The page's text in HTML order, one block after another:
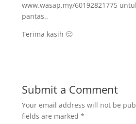
www.wasap.my/60192821775
pantas..
Terima kasih 🙂
Submit a Comment
Your email address will not be
fields are marked *